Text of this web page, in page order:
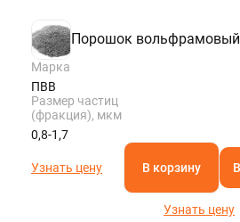
Порошок
Марка
ПВВ
Размер частиц
(фракция), мкм
0,8-1,7
Узнать цену В корзину
Узнать цену